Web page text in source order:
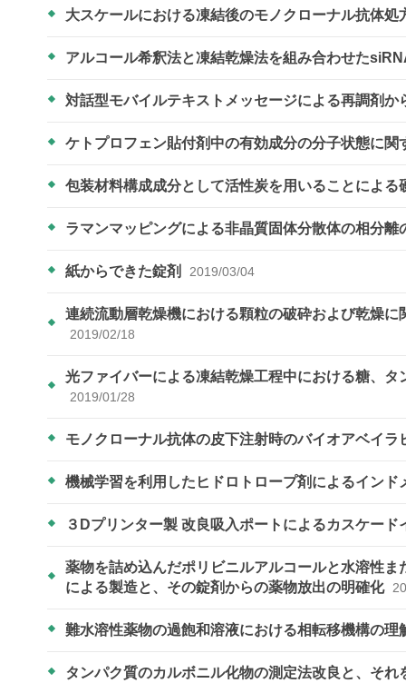
大スケールにおける凍結後のモノクローナル抗体
アルコール希釈法と凍結乾燥法を組み合わせた
対話型モバイルテキストメッセージによる再調剤
ケトプロフェン貼付剤中の有効成分の分子状態に
包装材料構成成分として活性炭を用いることによ
ラマンマッピングによる非晶質固体分散体の相分離
紙からできた錠剤 2019/03/04
連続流動層乾燥機における顆粒の破砕および乾燥
2019/02/18
光ファイバーによる凍結乾燥工程中における糖、
2019/01/28
モノクローナル抗体の皮下注射時のバイオアベイ
機械学習を利用したヒドロトロープ剤によるイン
３Dプリンター製 改良吸入ポートによるカスケー
薬物を詰め込んだポリビニルアルコールと水溶性
による製造と、その錠剤からの薬物放出の明確化
難水溶性薬物の過飽和溶液における相転移機構の理
タンパク質のカルボニル化物の測定法改良と、そ